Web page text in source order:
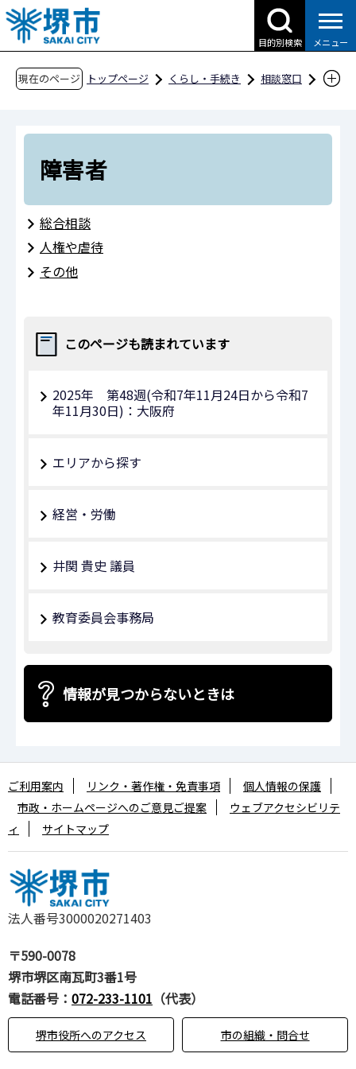
こ
の
ペ
目的別検索 メニュー
現在のページ トップページ くらし・手続き
相談窓口
障害者
総合相談
人権や虐待
その他
このページも読まれています
2025年 第48週(令和7年11月24日から令和7
年11月30日)：大阪府
エリアから探す
経営・労働
井関 貴史 議員
教育委員会事務局
情報が見つからないときは
法人番号3000020271403
〒590-0078
堺市堺区南瓦町3番1号
電話番号： 072-233-1101 （代表）
堺市役所へのアクセス 市の組織・問合せ
ご利用案内 リンク・著作権・免責事項
個人情報の保護
市政・ホームページへのご意見ご提案
ウェブアクセシビリテ
ィ
サイトマップ